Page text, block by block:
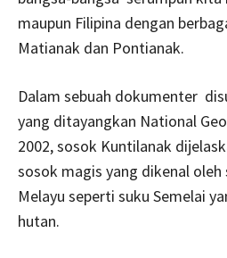
maupun Filipina dengan
Matianak dan Pontianak.
Dalam sebuah dokumenter
yang ditayangkan National
2002, sosok Kuntilanak
sosok magis yang dikenal oleh
Melayu seperti suku Semelai
hutan.